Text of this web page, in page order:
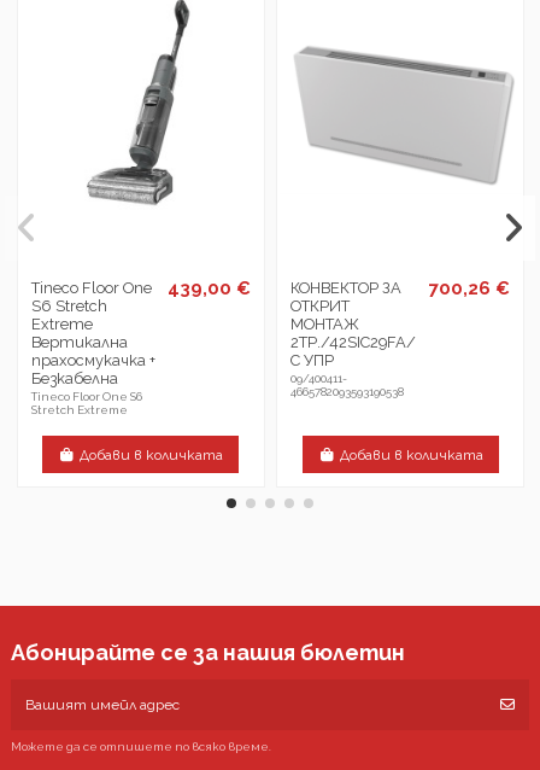
Tineco Floor One
S6 Stretch
Extreme
Вертикална
прахосмукачка +
Безкабелна
Tineco Floor One S6
Stretch Extreme
439,00 €
Добави в количката
КОНВЕКТОР ЗА
ОТКРИТ
МОНТАЖ
2ТР./42SIC29FA/
С УПР
09/400411-
4665782093593190538
700,26 €
Добави в количката
Абонирайте се за нашия бюлетин
Можете да се отпишете по всяко време.